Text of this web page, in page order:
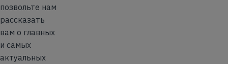
позвольте нам
рассказать
вам о главных
и самых
актуальных